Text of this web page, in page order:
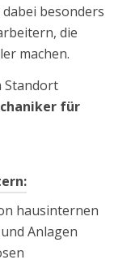
besonders
die
machen.
Standort
für
hausinternen
Anlagen